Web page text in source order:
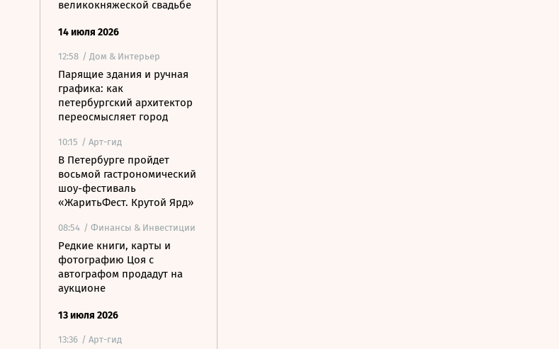
великокняжеской свадьбе
14 июля 2026
12:58 / Дом & Интерьер
Парящие здания и ручная
графика: как
петербургский архитектор
переосмысляет город
10:15 / Арт-гид
В Петербурге пройдет
восьмой гастрономический
шоу-фестиваль
«ЖаритьФест. Крутой Ярд»
08:54 / Финансы & Инвестиции
Редкие книги, карты и
фотографию Цоя с
автографом продадут на
аукционе
13 июля 2026
13:36 / Арт-гид